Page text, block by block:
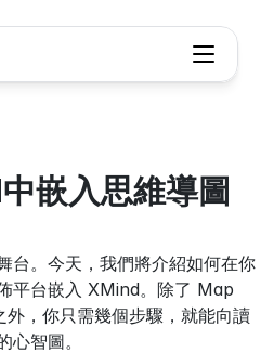
嵌入思維導圖
台。今天，我們將介紹如何在你
平台嵌入 XMind。除了 Map
，你只需幾個步驟，就能向讀
智圖。